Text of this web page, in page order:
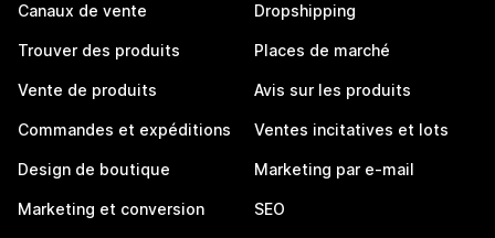
Canaux de vente
Trouver des produits
Vente de produits
Commandes et expéditions
Design de boutique
Marketing et conversion
Dropshipping
Places de marché
Avis sur les produits
Ventes incitatives et lots
Marketing par e-mail
SEO